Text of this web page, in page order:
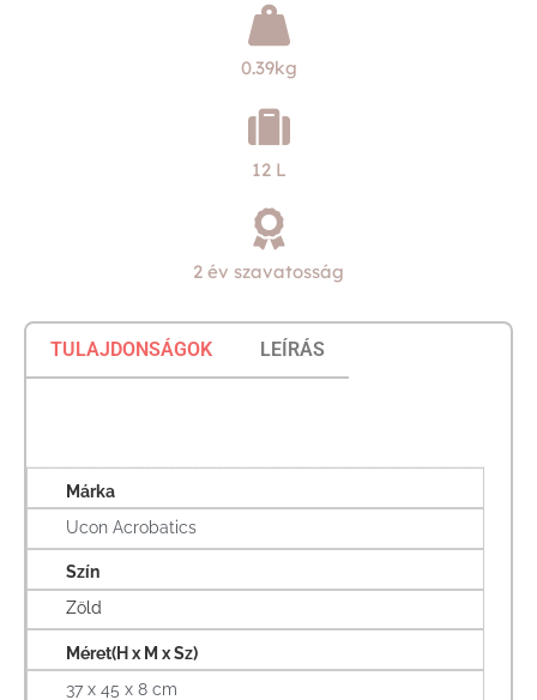
0.39kg
12 L
2 év szavatosság
TULAJDONSÁGOK LEÍRÁS
Márka
Ucon Acrobatics
Szín
Zöld
Méret(H x M x Sz)
37 x 45 x 8 cm